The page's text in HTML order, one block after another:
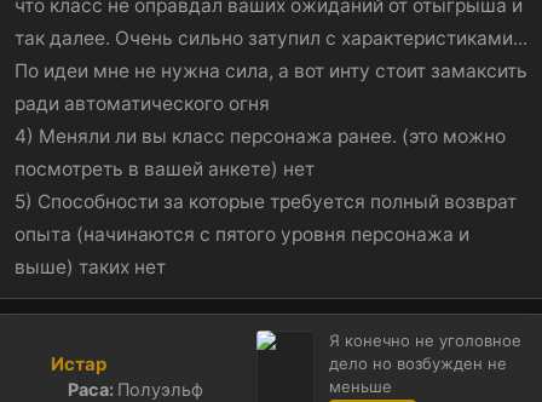
что класс не оправдал ваших ожиданий от отыгрыша и
так далее. Очень сильно затупил с характеристиками...
По идеи мне не нужна сила, а вот инту стоит замаксить
ради автоматического огня
4) Меняли ли вы класс персонажа ранее. (это можно
посмотреть в вашей анкете) нет
5) Способности за которые требуется полный возврат
опыта (начинаются с пятого уровня персонажа и
выше) таких нет
Истар
Раса: Полуэльф
Я конечно не уголовное
дело но возбужден не
меньше